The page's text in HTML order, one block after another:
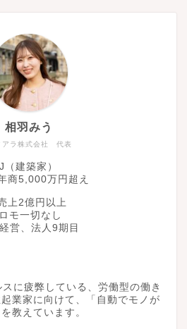
アラ株式会社 代表
相羽みう
建築家）
商5,000万円超え
上2億円以上
モ一切なし
営、法人9期目
に疲弊している、労働型の働き
業家に向けて、「自動でモノが
教えています。